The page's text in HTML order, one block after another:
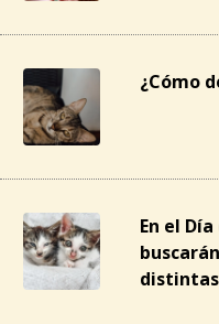
¿Cómo
En el